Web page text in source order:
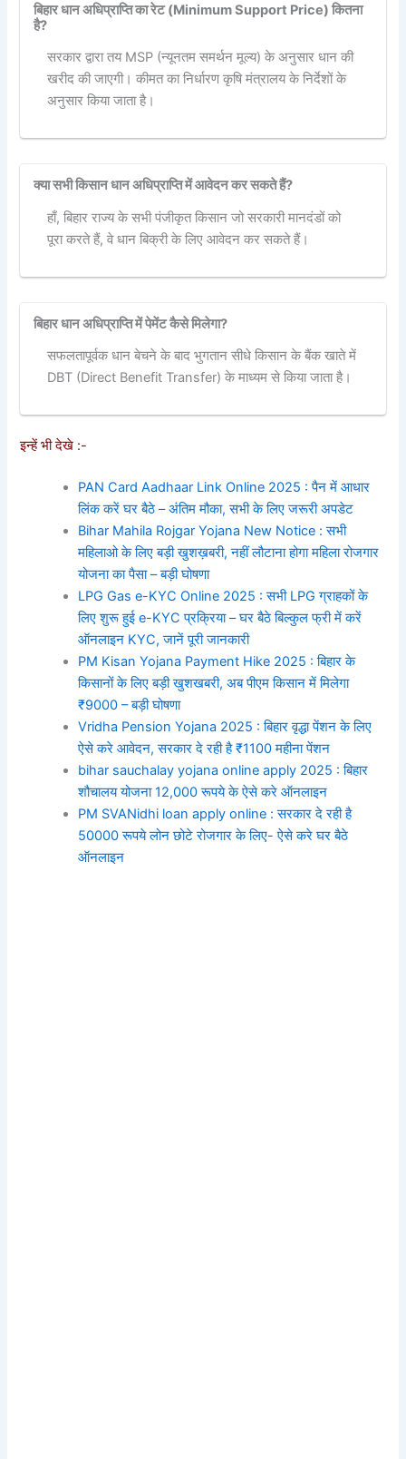
बिहार धान अधिप्राप्ति का रेट (Minimum Support Price) कितना
है?
सरकार द्वारा तय MSP (न्यूनतम समर्थन मूल्य) के अनुसार धान की
खरीद की जाएगी। कीमत का निर्धारण कृषि मंत्रालय के निर्देशों के
अनुसार किया जाता है।
क्या सभी किसान धान अधिप्राप्ति में आवेदन कर सकते हैं?
हाँ, बिहार राज्य के सभी पंजीकृत किसान जो सरकारी मानदंडों को
पूरा करते हैं, वे धान बिक्री के लिए आवेदन कर सकते हैं।
बिहार धान अधिप्राप्ति में पेमेंट कैसे मिलेगा?
सफलतापूर्वक धान बेचने के बाद भुगतान सीधे किसान के बैंक खाते में
DBT (Direct Benefit Transfer) के माध्यम से किया जाता है।
इन्हें भी देखे :-
PAN Card Aadhaar Link Online 2025 : पैन में आधार
लिंक करें घर बैठे – अंतिम मौका, सभी के लिए जरूरी अपडेट
Bihar Mahila Rojgar Yojana New Notice : सभी
महिलाओ के लिए बड़ी खुशख़बरी, नहीं लौटाना होगा महिला रोजगार
योजना का पैसा – बड़ी घोषणा
LPG Gas e-KYC Online 2025 : सभी LPG ग्राहकों के
लिए शुरू हुई e-KYC प्रक्रिया – घर बैठे बिल्कुल फ्री में करें
ऑनलाइन KYC, जानें पूरी जानकारी
PM Kisan Yojana Payment Hike 2025 : बिहार के
किसानों के लिए बड़ी खुशखबरी, अब पीएम किसान में मिलेगा
₹9000 – बड़ी घोषणा
Vridha Pension Yojana 2025 : बिहार वृद्धा पेंशन के लिए
ऐसे करे आवेदन, सरकार दे रही है ₹1100 महीना पेंशन
bihar sauchalay yojana online apply 2025 : बिहार
शौचालय योजना 12,000 रूपये के ऐसे करे ऑनलाइन
PM SVANidhi loan apply online : सरकार दे रही है
50000 रूपये लोन छोटे रोजगार के लिए- ऐसे करे घर बैठे
ऑनलाइन